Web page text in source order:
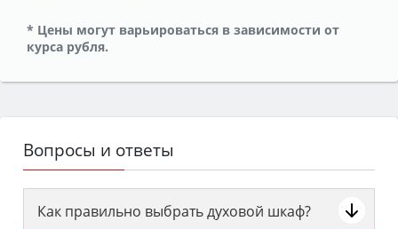
* Цены могут варьироваться в зависимости от
курса рубля.
Вопросы и ответы
Как правильно выбрать духовой шкаф?